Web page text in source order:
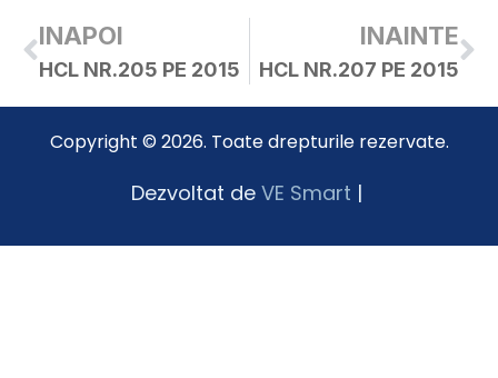
INAPOI
HCL NR.205 PE 2015
INAINTE
HCL NR.207 PE 2015
Copyright © 2026. Toate drepturile rezervate.
Dezvoltat de VE Smart |